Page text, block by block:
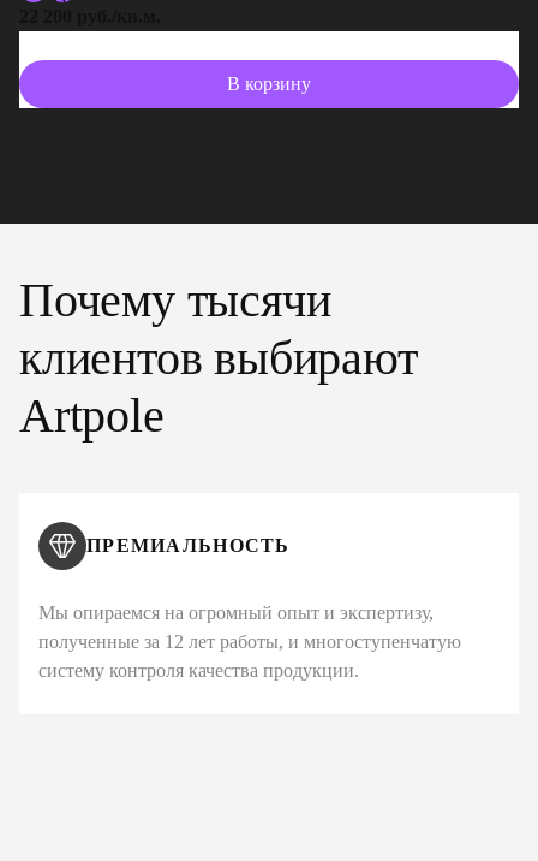
В корзину
Почему тысячи
клиентов выбирают
Artpole
ПРЕМИАЛЬНОСТЬ
Мы опираемся на огромный опыт и экспертизу,
полученные за 12 лет работы, и многоступенчатую
систему контроля качества продукции.